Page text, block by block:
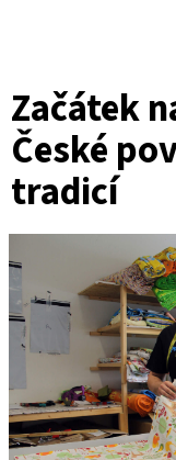
Začátek
České
tradicí